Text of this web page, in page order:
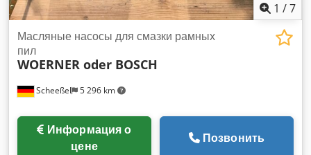
1 /7
Scheeßel 5 296 km
Масляные насосы для смазки рамных
пил
WOERNER oder BOSCH
цене
Позвонить